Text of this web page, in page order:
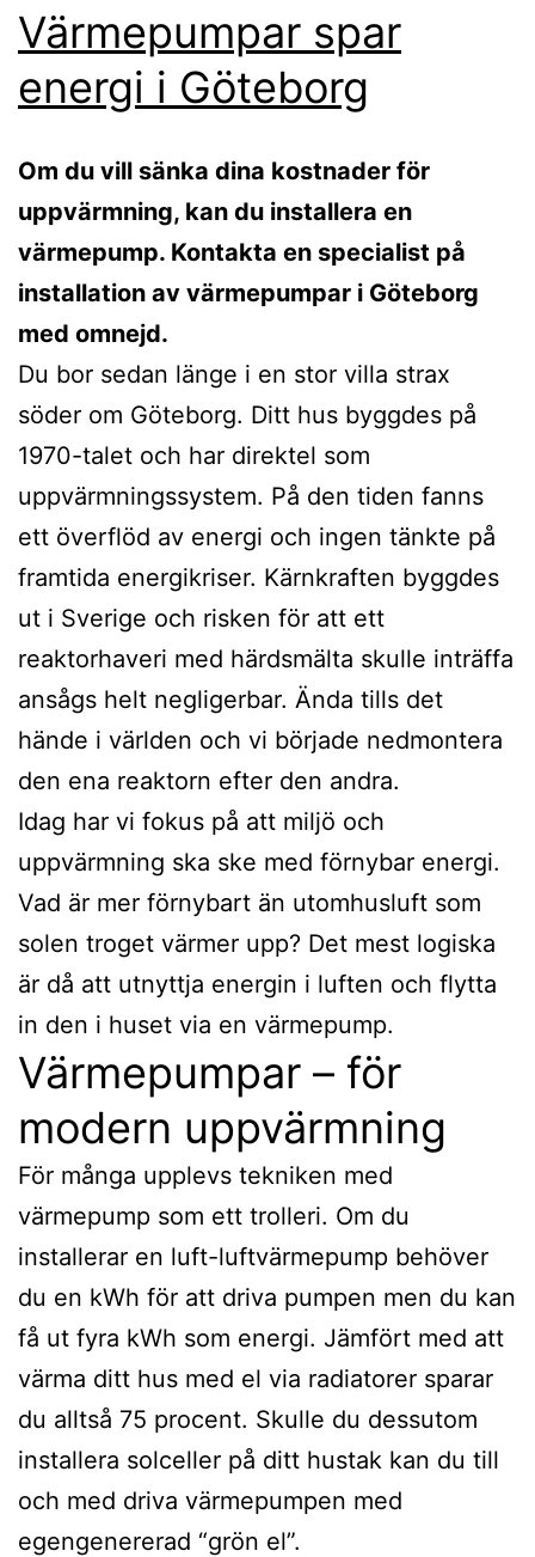
Värmepumpar spar
energi i Göteborg
Om du vill sänka dina kostnader för
uppvärmning, kan du installera en
värmepump. Kontakta en specialist på
installation av värmepumpar i Göteborg
med omnejd.
Du bor sedan länge i en stor villa strax
söder om Göteborg. Ditt hus byggdes på
1970-talet och har direktel som
uppvärmningssystem. På den tiden fanns
ett överflöd av energi och ingen tänkte på
framtida energikriser. Kärnkraften byggdes
ut i Sverige och risken för att ett
reaktorhaveri med härdsmälta skulle inträffa
ansågs helt negligerbar. Ända tills det
hände i världen och vi började nedmontera
den ena reaktorn efter den andra.
Idag har vi fokus på att miljö och
uppvärmning ska ske med förnybar energi.
Vad är mer förnybart än utomhusluft som
solen troget värmer upp? Det mest logiska
är då att utnyttja energin i luften och flytta
in den i huset via en värmepump.
Värmepumpar – för
modern uppvärmning
För många upplevs tekniken med
värmepump som ett trolleri. Om du
installerar en luft-luftvärmepump behöver
du en kWh för att driva pumpen men du kan
få ut fyra kWh som energi. Jämfört med att
värma ditt hus med el via radiatorer sparar
du alltså 75 procent. Skulle du dessutom
installera solceller på ditt hustak kan du till
och med driva värmepumpen med
egengenererad “grön el”.